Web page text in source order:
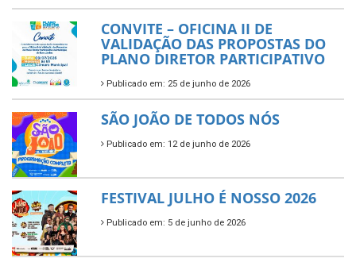
CONVITE – OFICINA II DE
VALIDAÇÃO DAS PROPOSTAS DO
PLANO DIRETOR PARTICIPATIVO
Publicado em: 25 de junho de 2026
SÃO JOÃO DE TODOS NÓS
Publicado em: 12 de junho de 2026
FESTIVAL JULHO É NOSSO 2026
Publicado em: 5 de junho de 2026